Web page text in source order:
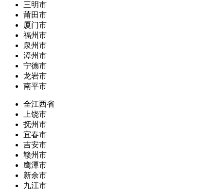
三明市
莆田市
厦门市
福州市
泉州市
漳州市
宁德市
龙岩市
南平市
全江西省
上饶市
抚州市
宜春市
吉安市
赣州市
鹰潭市
新余市
九江市